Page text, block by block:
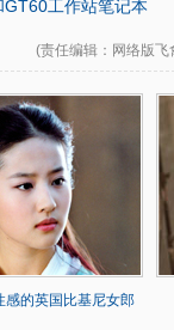
工作站笔记本
(责任编辑 ：网络版
感的英国比基尼女郎